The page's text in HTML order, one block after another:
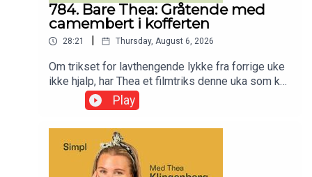
784. Bare Thea: Gråtende med
camembert i kofferten
28:21 Thursday, August 6, 2026
Om trikset for lavthengende lykke fra forrige uke
ikke hjalp, har Thea et filmtriks denne uka som kan
funke. Og IKKE avlys sommeren før den faktisk er
Play